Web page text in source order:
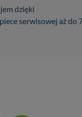
dzięki
serwisowej aż do